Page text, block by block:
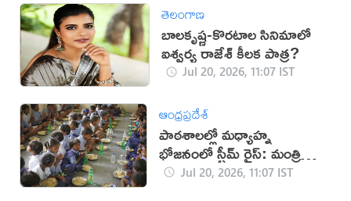
తెలంగాణ
బాలకృష్ణ-కొరటాల సినిమాలో
ఐశ్వర్య రాజేశ్ కీలక పాత్ర?
Jul 20, 2026, 11:07 IST
ఆంధ్రప్రదేశ్
పాఠశాలల్లో మధ్యాహ్న
భోజనంలో స్టీమ్ రైస్: మంత్రి
నాదెండ్లJul 20, 2026, 11:07 IST